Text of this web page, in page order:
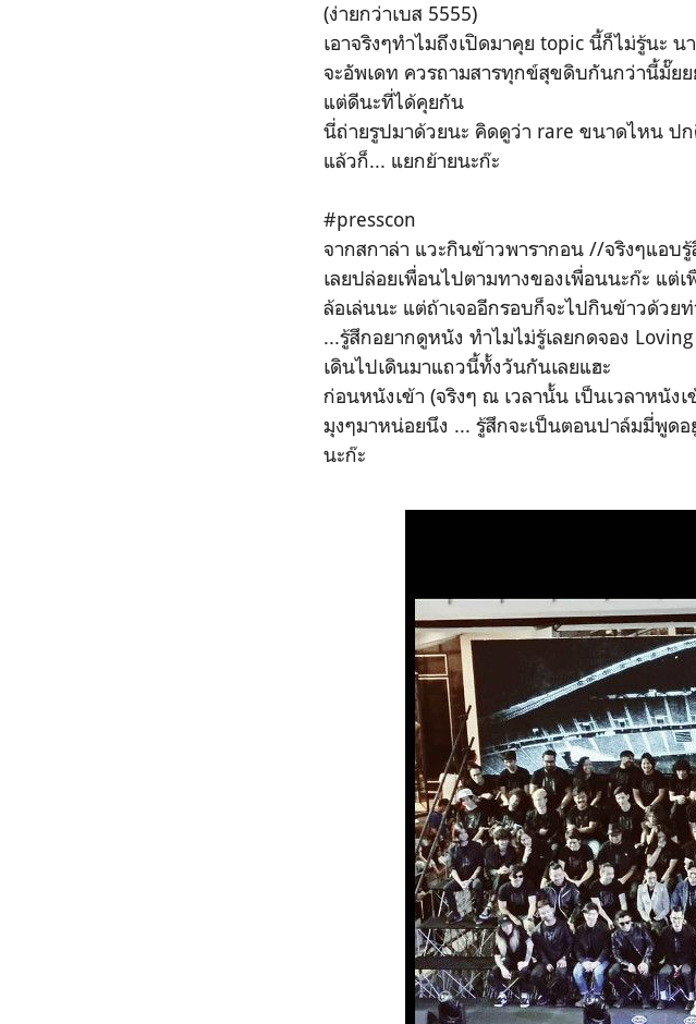
(ง่ายกว่าเบส 5555)
เอาจริงๆทำไมถึงเปิดมาคุย topic นี้ก็ไม่รู้นะ
จะอัพเดท ควรถามสารทุกข์สุขดิบกันกว่านี้มั๊ยย
แต่ดีนะที่ได้คุยกัน
นี่ถ่ายรูปมาด้วยนะ คิดดูว่า rare ขนาดไหน ป
แล้วก็... แยกย้ายนะก๊ะ
#presscon
จากสกาล่า แวะกินข้าวพารากอน //จริงๆแอบ
เลยปล่อยเพื่อนไปตามทางของเพื่อนนะก๊ะ แต่
ล้อเล่นนะ แต่ถ้าเจออีกรอบก็จะไปกินข้าวด้วยท่
...รู้สึกอยากดูหนัง ทำไมไม่รู้เลยกดจอง
เดินไปเดินมาแถวนี้ทั้งวันกันเลยแฮะ
ก่อนหนังเข้า (จริงๆ ณ เวลานั้น เป็นเวลาหนัง
มุงๆมาหน่อยนึง ... รู้สึกจะเป็นตอนปาล์มมี่พูด
นะก๊ะ